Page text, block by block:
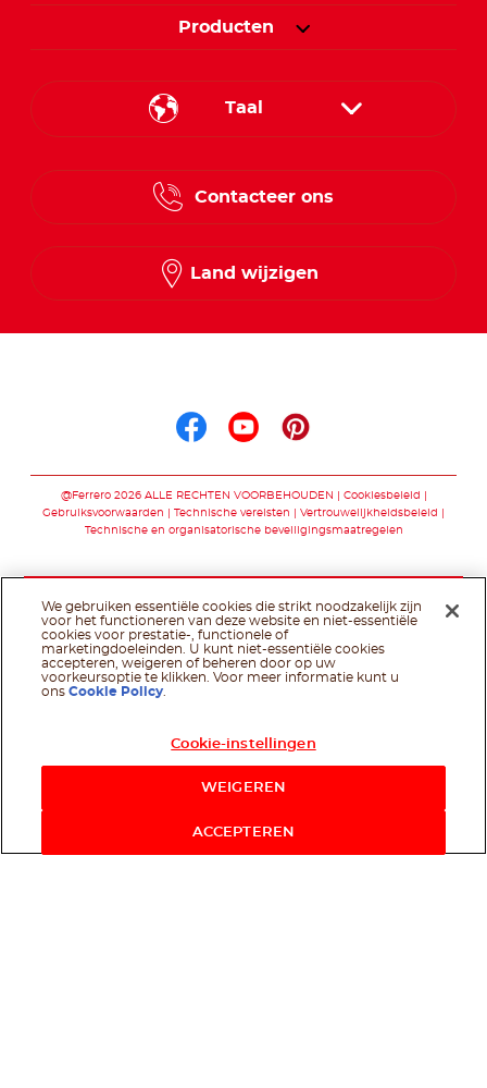
Producten
Taal
Contacteer ons
Land wijzigen
@Ferrero 2026 ALLE RECHTEN VOORBEHOUDEN
Cookiesbeleid
Gebruiksvoorwaarden
Technische vereisten
Vertrouwelijkheidsbeleid
Technische en organisatorische beveiligingsmaatregelen
We gebruiken essentiële cookies die strikt noodzakelijk zijn
voor het functioneren van deze website en niet-essentiële
cookies voor prestatie-, functionele of
marketingdoeleinden. U kunt niet-essentiële cookies
accepteren, weigeren of beheren door op uw
voorkeursoptie te klikken. Voor meer informatie kunt u
ons Cookie Policy
Cookie-instellingen
WEIGEREN
ACCEPTEREN